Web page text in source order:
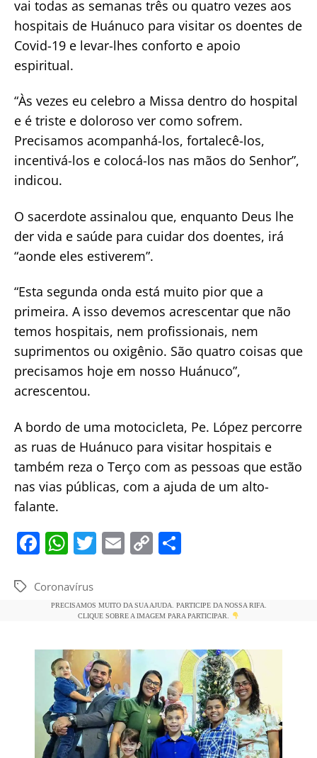
vai todas as semanas três ou quatro vezes aos
hospitais de Huánuco para visitar os doentes de
Covid-19 e levar-lhes conforto e apoio
espiritual.
“Às vezes eu celebro a Missa dentro do hospital
e é triste e doloroso ver como sofrem.
Precisamos acompanhá-los, fortalecê-los,
incentivá-los e colocá-los nas mãos do Senhor”,
indicou.
O sacerdote assinalou que, enquanto Deus lhe
der vida e saúde para cuidar dos doentes, irá
“aonde eles estiverem”.
“Esta segunda onda está muito pior que a
primeira. A isso devemos acrescentar que não
temos hospitais, nem profissionais, nem
suprimentos ou oxigênio. São quatro coisas que
precisamos hoje em nosso Huánuco”,
acrescentou.
A bordo de uma motocicleta, Pe. López percorre
as ruas de Huánuco para visitar hospitais e
também reza o Terço com as pessoas que estão
nas vias públicas, com a ajuda de um alto-
falante.
F
c
e
o
o
k
W
at
s
p
p
T
er
E
l
C
y
n
k
e
TagsCoronavírus
PRECISAMOS MUITO DA SUA AJUDA. PARTICIPE DA NOSSA RIFA.
CLIQUE SOBRE A IMAGEM PARA PARTICIPAR.